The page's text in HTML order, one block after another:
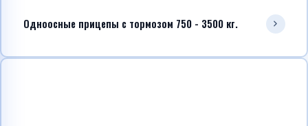
Одноосные прицепы с тормозом 750 - 3500 кг.